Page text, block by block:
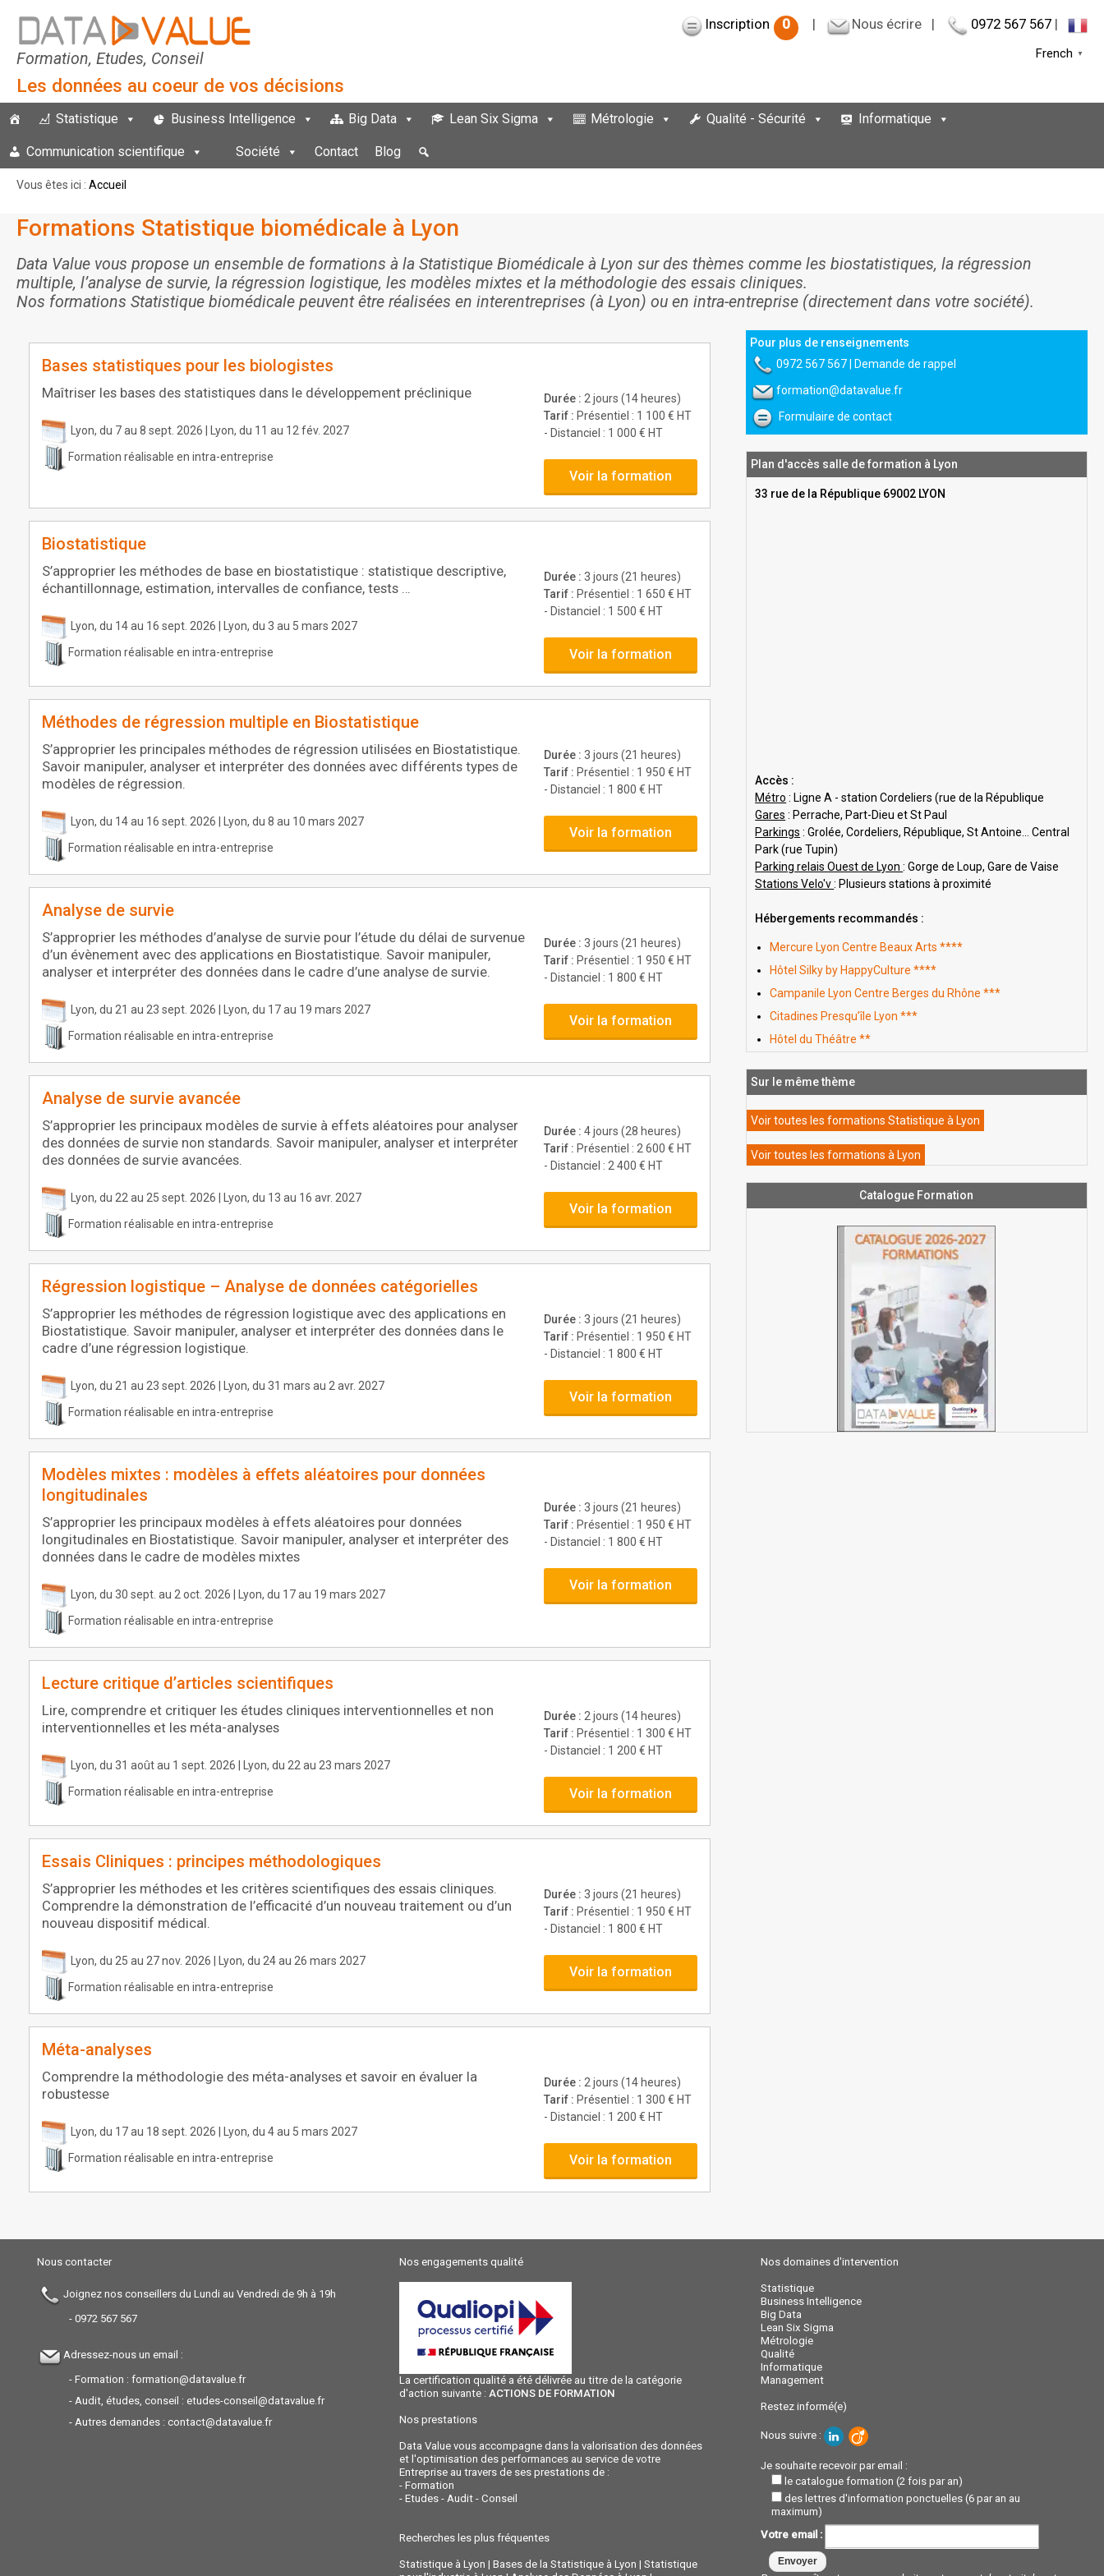
Formation, Etudes, Conseil
Les données au coeur de vos décisions
Inscription 0 | Nous écrire | 0972 567 567 |
French ▼
Statistique Business Intelligence Big Data Lean Six Sigma Métrologie Qualité - Sécurité Informatique
Communication scientifique Société Contact Blog
Vous êtes ici : Accueil
Formations Statistique biomédicale à Lyon
Data Value vous propose un ensemble de formations à la Statistique Biomédicale à Lyon sur des thèmes comme les biostatistiques, la régression
multiple, l’analyse de survie, la régression logistique, les modèles mixtes et la méthodologie des essais cliniques.
Nos formations Statistique biomédicale peuvent être réalisées en interentreprises (à Lyon) ou en intra-entreprise (directement dans votre société).
Bases statistiques pour les biologistes
Maîtriser les bases des statistiques dans le développement préclinique
Lyon, du 7 au 8 sept. 2026 | Lyon, du 11 au 12 fév. 2027
Formation réalisable en intra-entreprise
Durée : 2 jours (14 heures)
Tarif : Présentiel : 1 100 € HT
- Distanciel : 1 000 € HT
Voir la formation
Biostatistique
S’approprier les méthodes de base en biostatistique : statistique descriptive,
échantillonnage, estimation, intervalles de confiance, tests …
Lyon, du 14 au 16 sept. 2026 | Lyon, du 3 au 5 mars 2027
Formation réalisable en intra-entreprise
Durée : 3 jours (21 heures)
Tarif : Présentiel : 1 650 € HT
- Distanciel : 1 500 € HT
Voir la formation
Méthodes de régression multiple en Biostatistique
S’approprier les principales méthodes de régression utilisées en Biostatistique.
Savoir manipuler, analyser et interpréter des données avec différents types de
modèles de régression.
Lyon, du 14 au 16 sept. 2026 | Lyon, du 8 au 10 mars 2027
Formation réalisable en intra-entreprise
Durée : 3 jours (21 heures)
Tarif : Présentiel : 1 950 € HT
- Distanciel : 1 800 € HT
Voir la formation
Analyse de survie
S’approprier les méthodes d’analyse de survie pour l’étude du délai de survenue
d’un évènement avec des applications en Biostatistique. Savoir manipuler,
analyser et interpréter des données dans le cadre d’une analyse de survie.
Lyon, du 21 au 23 sept. 2026 | Lyon, du 17 au 19 mars 2027
Formation réalisable en intra-entreprise
Durée : 3 jours (21 heures)
Tarif : Présentiel : 1 950 € HT
- Distanciel : 1 800 € HT
Voir la formation
Analyse de survie avancée
S’approprier les principaux modèles de survie à effets aléatoires pour analyser
des données de survie non standards. Savoir manipuler, analyser et interpréter
des données de survie avancées.
Lyon, du 22 au 25 sept. 2026 | Lyon, du 13 au 16 avr. 2027
Formation réalisable en intra-entreprise
Durée : 4 jours (28 heures)
Tarif : Présentiel : 2 600 € HT
- Distanciel : 2 400 € HT
Voir la formation
Régression logistique – Analyse de données catégorielles
S’approprier les méthodes de régression logistique avec des applications en
Biostatistique. Savoir manipuler, analyser et interpréter des données dans le
cadre d’une régression logistique.
Lyon, du 21 au 23 sept. 2026 | Lyon, du 31 mars au 2 avr. 2027
Formation réalisable en intra-entreprise
Durée : 3 jours (21 heures)
Tarif : Présentiel : 1 950 € HT
- Distanciel : 1 800 € HT
Voir la formation
Modèles mixtes : modèles à effets aléatoires pour données
longitudinales
S’approprier les principaux modèles à effets aléatoires pour données
longitudinales en Biostatistique. Savoir manipuler, analyser et interpréter des
données dans le cadre de modèles mixtes
Lyon, du 30 sept. au 2 oct. 2026 | Lyon, du 17 au 19 mars 2027
Formation réalisable en intra-entreprise
Durée : 3 jours (21 heures)
Tarif : Présentiel : 1 950 € HT
- Distanciel : 1 800 € HT
Voir la formation
Lecture critique d’articles scientifiques
Lire, comprendre et critiquer les études cliniques interventionnelles et non
interventionnelles et les méta-analyses
Lyon, du 31 août au 1 sept. 2026 | Lyon, du 22 au 23 mars 2027
Formation réalisable en intra-entreprise
Durée : 2 jours (14 heures)
Tarif : Présentiel : 1 300 € HT
- Distanciel : 1 200 € HT
Voir la formation
Essais Cliniques : principes méthodologiques
S’approprier les méthodes et les critères scientifiques des essais cliniques.
Comprendre la démonstration de l’efficacité d’un nouveau traitement ou d’un
nouveau dispositif médical.
Lyon, du 25 au 27 nov. 2026 | Lyon, du 24 au 26 mars 2027
Formation réalisable en intra-entreprise
Durée : 3 jours (21 heures)
Tarif : Présentiel : 1 950 € HT
- Distanciel : 1 800 € HT
Voir la formation
Méta-analyses
Comprendre la méthodologie des méta-analyses et savoir en évaluer la
robustesse
Lyon, du 17 au 18 sept. 2026 | Lyon, du 4 au 5 mars 2027
Formation réalisable en intra-entreprise
Durée : 2 jours (14 heures)
Tarif : Présentiel : 1 300 € HT
- Distanciel : 1 200 € HT
Voir la formation
Pour plus de renseignements
0972 567 567|
Demande de rappel
formation@datavalue.fr
Formulaire de contact
Plan d'accès salle de formation à Lyon
33 rue de la République 69002 LYON
Accès :
Métro : Ligne A - station Cordeliers (rue de la République
Gares : Perrache, Part-Dieu et St Paul
Parkings : Grolée, Cordeliers, République, St Antoine... Central
Park (rue Tupin)
Parking relais Ouest de Lyon: Gorge de Loup, Gare de Vaise
Stations Velo'v: Plusieurs stations à proximité
Hébergements recommandés :
Mercure Lyon Centre Beaux Arts ****
Hôtel Silky by HappyCulture ****
Campanile Lyon Centre Berges du Rhône ***
Citadines Presqu’île Lyon ***
Hôtel du Théâtre **
Sur le même thème
Voir toutes les formations Statistique à Lyon
Voir toutes les formations à Lyon
Catalogue Formation
Nous contacter
Joignez nos conseillers du Lundi au Vendredi de 9h à 19h
- 0972 567 567
Adressez-nous un email :
- Formation : formation@datavalue.fr
- Audit, études, conseil : etudes-conseil@datavalue.fr
- Autres demandes : contact@datavalue.fr
Nos engagements qualité
La certification qualité a été délivrée au titre de la catégorie
d'action suivante : ACTIONS DE FORMATION
Nos prestations
Data Value vous accompagne dans la valorisation des données
et l'optimisation des performances au service de votre
Entreprise au travers de ses prestations de :
- Formation
- Etudes - Audit - Conseil
Recherches les plus fréquentes
Statistique à Lyon | Bases de la Statistique à Lyon | Statistique
Nos domaines d'intervention
Statistique
Business Intelligence
Big Data
Lean Six Sigma
Métrologie
Qualité
Informatique
Management
Restez informé(e)
Nous suivre :
Je souhaite recevoir par email :
le catalogue formation (2 fois par an)
des lettres d'information ponctuelles (6 par an au
maximum)
Votre email :